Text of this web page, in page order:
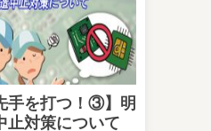
手を打つ！③】明
止対策について